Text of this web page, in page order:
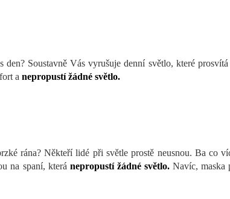
Soustavně Vás vyrušuje denní světlo, které
a nepropustí žádné světlo.
rána? Někteří lidé při světle prostě neusnou. Ba co
na spaní, která nepropustí žádné světlo.Navíc, maska